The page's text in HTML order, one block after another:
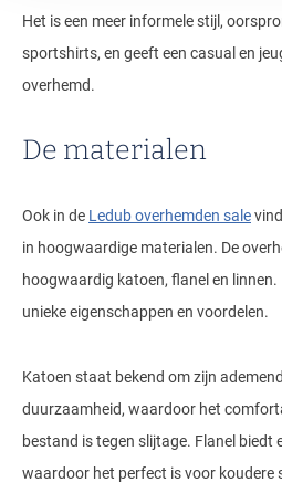
Het is een meer informele stijl,
sportshirts, en geeft een casual en
overhemd.
De materialen
Ook in de Ledub overhemden sale
in hoogwaardige materialen. De
hoogwaardig katoen, flanel en linnen.
unieke eigenschappen en voordelen.
Katoen staat bekend om zijn
duurzaamheid, waardoor het
bestand is tegen slijtage. Flanel biedt
waardoor het perfect is voor koudere